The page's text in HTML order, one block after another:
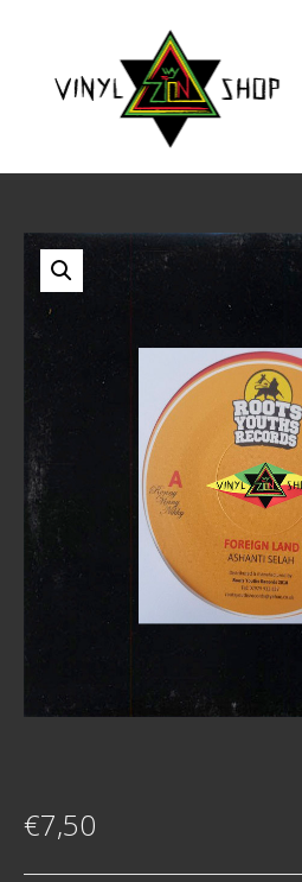
€7,50